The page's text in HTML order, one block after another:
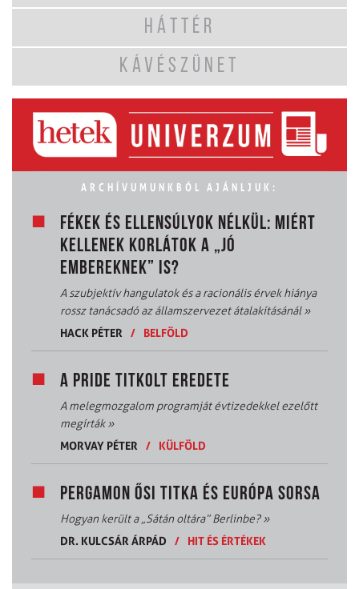
HÁTTÉR
KÁVÉSZÜNET
ARCHÍVUMUNKBÓL AJÁNLJUK:
FÉKEK ÉS ELLENSÚLYOK NÉLKÜL: MIÉRT
KELLENEK KORLÁTOK A „JÓ
EMBEREKNEK” IS?
A szubjektív hangulatok és a racionális érvek hiánya
rossz tanácsadó az államszervezet átalakításánál»
HACK PÉTER
/ BELFÖLD
A PRIDE TITKOLT EREDETE
A melegmozgalom programját évtizedekkel ezelőtt
megírták»
MORVAY PÉTER
/ KÜLFÖLD
PERGAMON ŐSI TITKA ÉS EURÓPA SORSA
Hogyan került a „Sátán oltára” Berlinbe?»
DR. KULCSÁR ÁRPÁD
/ HIT ÉS ÉRTÉKEK